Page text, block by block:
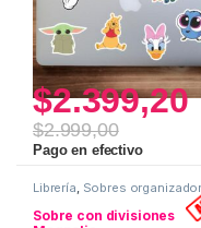
$2.399,20
$2.999,00
Pago en efectivo
Librería, Sobres
Sobre con divisiones